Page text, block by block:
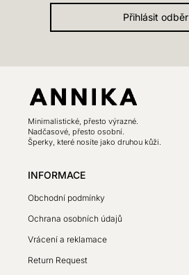
Přihlásit odběr
Minimalistické, přesto výrazné.
Nadčasové, přesto osobní.
Šperky, které nosíte jako druhou kůži.
INFORMACE
Obchodní podmínky
Ochrana osobních údajů
Vrácení a reklamace
Return Request